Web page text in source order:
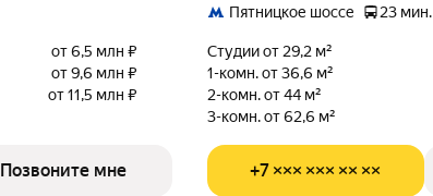
от 6,5 млн ₽
от 9,6 млн ₽
от 11,5 млн ₽
Позвоните мне
Пятницкое шоссе
23 мин.
Студии от 29,2 м²
1-комн. от 36,6 м²
2-комн. от 44 м²
3-комн. от 62,6 м²
+7 ××× ××× ×× ××